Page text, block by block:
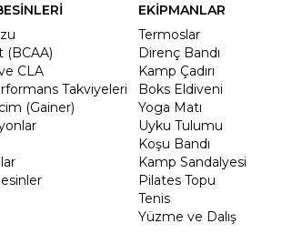
(BCAA)
CLA
Takviyeleri
(Gainer)
EKİPMANLAR
Termoslar
Direnç Bandı
Kamp Çadırı
Boks Eldiveni
Yoga Matı
Uyku Tulumu
Koşu Bandı
Kamp Sandalyesi
Pilates Topu
Tenis
Yüzme ve Dalış